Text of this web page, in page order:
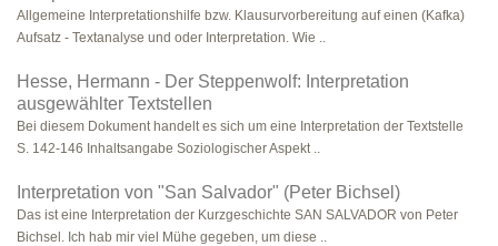
Allgemeine Interpretationshilfe bzw. Klausurvorbereitung auf einen (Kafka)
Aufsatz - Textanalyse und oder Interpretation. Wie ..
Hesse, Hermann - Der Steppenwolf: Interpretation
ausgewählter Textstellen
Bei diesem Dokument handelt es sich um eine Interpretation der Textstelle
S. 142-146 Inhaltsangabe Soziologischer Aspekt ..
Interpretation von "San Salvador" (Peter Bichsel)
Das ist eine Interpretation der Kurzgeschichte SAN SALVADOR von Peter
Bichsel. Ich hab mir viel Mühe gegeben, um diese ..